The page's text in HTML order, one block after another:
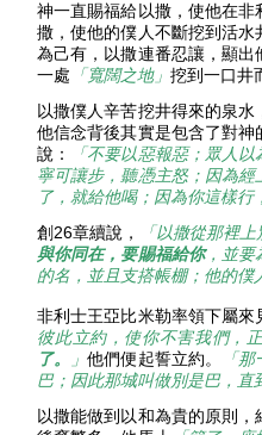
神一直賜福給以撒，使他在
撒，使他的僕人不斷挖到活
為己有，以撒連番忍讓，顯
一處 「寬闊之地」挖到一口井
以撒僕人辛苦挖井得來的泉水
他信念背後其實是包含了對
說：
「不要以惡報惡；眾人
寧可讓步，聽憑主怒；因為
了，就給他喝；因為你這樣
創26章續說，
「以撒從那裡
與你同在，要賜福給你，並要
的名，並且支搭帳棚；他的
非利士王亞比米勒率領下屬來
彼此立約，使你不害我們，
了。
」他們便起誓立約。
「
巴；因此那城叫做別是巴，直
以撒能做到以和為貴的原則